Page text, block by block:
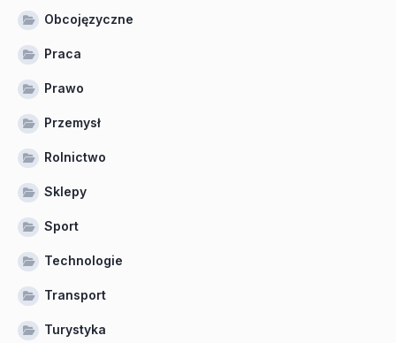
Obcojęzyczne
Praca
Prawo
Przemysł
Rolnictwo
Sklepy
Sport
Technologie
Transport
Turystyka